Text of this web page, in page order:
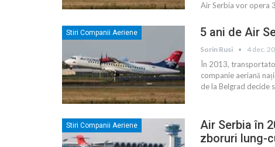
Air Serbia vor opera
Stiri Companii Aeriene 5 ani de Air
Sorin Rusi 4 dec.
În 2013,
companie aeriană
de la Belgrad decide
Stiri Companii Aeriene
Air Serbia în
zboruri lung-